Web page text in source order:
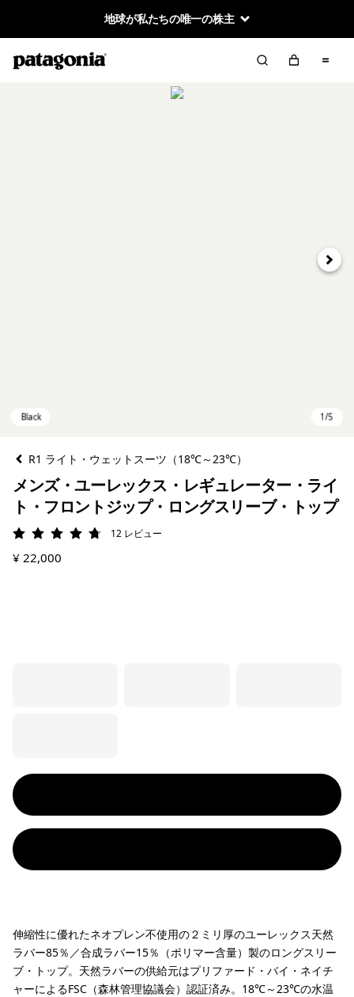
地球が私たちの唯一の株主
次へ
R1 ライト・ウェットスーツ（18℃～23℃）
メンズ・ユーレックス・レギュレーター・ライ
ト・フロントジップ・ロングスリーブ・トップ
評価: 4.8 / 5
12 レビュー
¥ 22,000
伸縮性に優れたネオプレン不使用の２ミリ厚のユーレックス天然
ラバー85％／合成ラバー15％（ポリマー含量）製のロングスリー
ブ・トップ。天然ラバーの供給元はプリファード・バイ・ネイチ
ャーによるFSC（森林管理協議会）認証済み。18℃～23℃の水温